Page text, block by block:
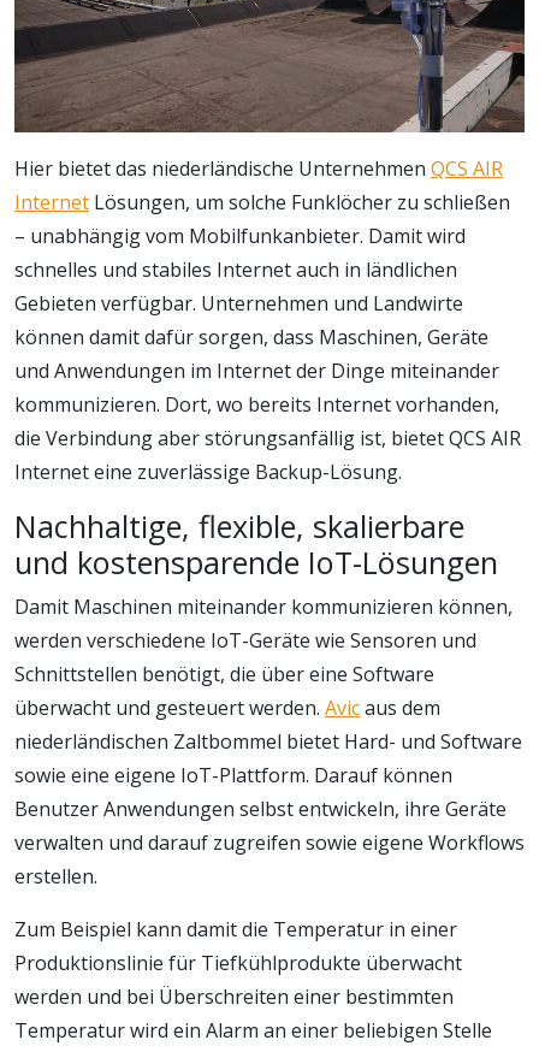
Hier bietet das niederländische Unternehmen QCS AIR
Internet Lösungen, um solche Funklöcher zu schließen
– unabhängig vom Mobilfunkanbieter. Damit wird
schnelles und stabiles Internet auch in ländlichen
Gebieten verfügbar. Unternehmen und Landwirte
können damit dafür sorgen, dass Maschinen, Geräte
und Anwendungen im Internet der Dinge miteinander
kommunizieren. Dort, wo bereits Internet vorhanden,
die Verbindung aber störungsanfällig ist, bietet QCS AIR
Internet eine zuverlässige Backup-Lösung.
Nachhaltige, flexible, skalierbare
und kostensparende IoT-Lösungen
Damit Maschinen miteinander kommunizieren können,
werden verschiedene IoT-Geräte wie Sensoren und
Schnittstellen benötigt, die über eine Software
überwacht und gesteuert werden. Avicaus dem
niederländischen Zaltbommel bietet Hard- und Software
sowie eine eigene IoT-Plattform. Darauf können
Benutzer Anwendungen selbst entwickeln, ihre Geräte
verwalten und darauf zugreifen sowie eigene Workflows
erstellen.
Zum Beispiel kann damit die Temperatur in einer
Produktionslinie für Tiefkühlprodukte überwacht
werden und bei Überschreiten einer bestimmten
Temperatur wird ein Alarm an einer beliebigen Stelle